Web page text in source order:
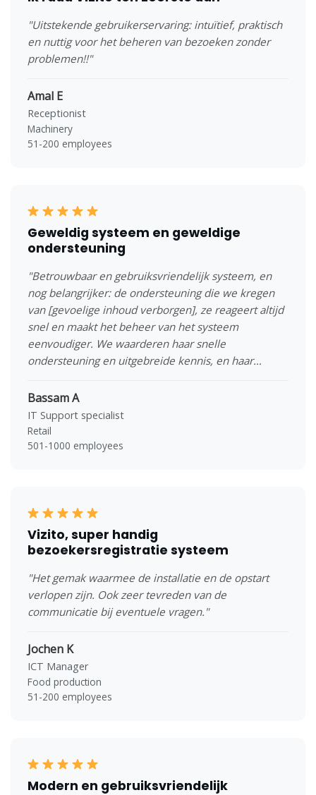
"Uitstekende gebruikerservaring: intuïtief, praktisch
en nuttig voor het beheren van bezoeken zonder
problemen!!"
Amal E
Receptionist
Machinery
51-200 employees
Geweldig systeem en geweldige
ondersteuning
"Betrouwbaar en gebruiksvriendelijk systeem, en
nog belangrijker: de ondersteuning die we kregen
van [gevoelige inhoud verborgen], ze reageert altijd
snel en maakt het beheer van het systeem
eenvoudiger. We waarderen haar snelle
ondersteuning en uitgebreide kennis, en haar
van hier in de VS."
Bassam A
IT Support specialist
Retail
501-1000 employees
Vizito, super handig
bezoekersregistratie systeem
"Het gemak waarmee de installatie en de opstart
verlopen zijn. Ook zeer tevreden van de
communicatie bij eventuele vragen."
Jochen K
ICT Manager
Food production
51-200 employees
Modern en gebruiksvriendelijk